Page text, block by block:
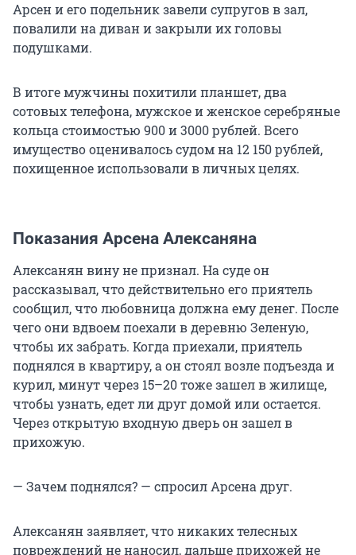
Арсен и его подельник завели супругов в зал,
повалили на диван и закрыли их головы
подушками.
В итоге мужчины похитили планшет, два
сотовых телефона, мужское и женское серебряные
кольца стоимостью 900 и 3000 рублей. Всего
имущество оценивалось судом на 12 150 рублей,
похищенное использовали в личных целях.
Показания Арсена Алексаняна
Алексанян вину не признал. На суде он
рассказывал, что действительно его приятель
сообщил, что любовница должна ему денег. После
чего они вдвоем поехали в деревню Зеленую,
чтобы их забрать. Когда приехали, приятель
поднялся в квартиру, а он стоял возле подъезда и
курил, минут через 15–20 тоже зашел в жилище,
чтобы узнать, едет ли друг домой или остается.
Через открытую входную дверь он зашел в
прихожую.
— Зачем поднялся? — спросил Арсена друг.
Алексанян заявляет, что никаких телесных
повреждений не наносил, дальше прихожей не